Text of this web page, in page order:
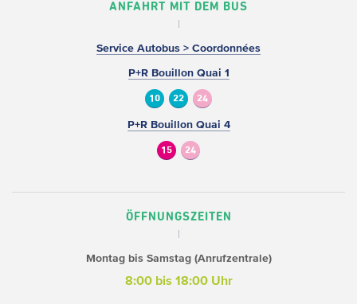
ANFAHRT MIT DEM BUS
Service Autobus > Coordonnées
P+R Bouillon Quai 1
10 22 24
P+R Bouillon Quai 4
15 24
ÖFFNUNGSZEITEN
Montag bis Samstag (Anrufzentrale)
8:00 bis 18:00 Uhr